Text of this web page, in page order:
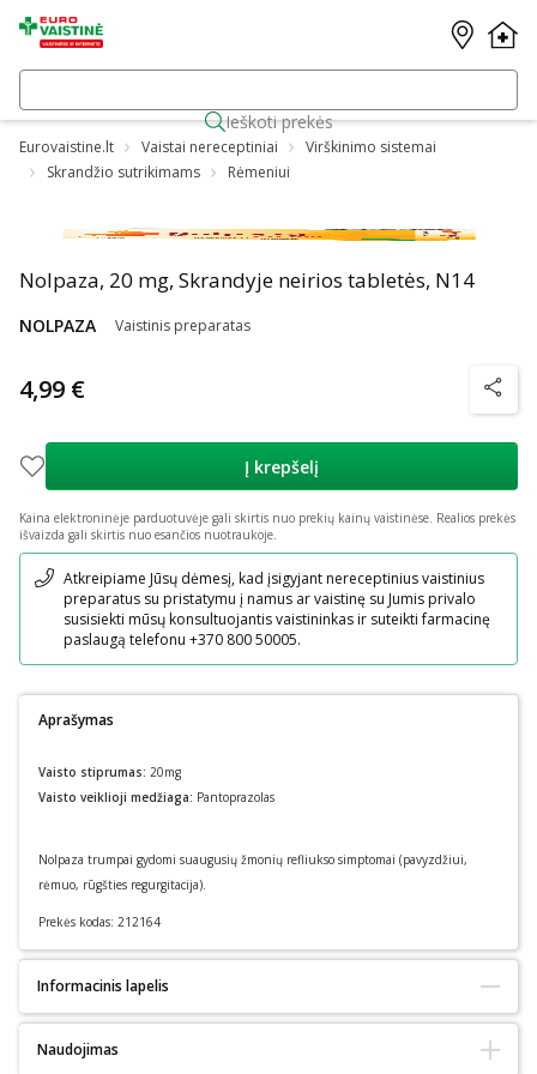
Ieškoti prekės
Eurovaistine.lt Vaistai nereceptiniai
Virškinimo sistemai
Skrandžio sutrikimams
Rėmeniui
Nolpaza, 20 mg, Skrandyje neirios tabletės, N14
NOLPAZA Vaistinis preparatas
4,99 €
Į krepšelį
Kaina elektroninėje parduotuvėje gali skirtis nuo prekių kainų vaistinėse. Realios prekės
išvaizda gali skirtis nuo esančios nuotraukoje.
Pranešimas
Atkreipiame Jūsų dėmesį, kad įsigyjant nereceptinius vaistinius
preparatus su pristatymu į namus ar vaistinę su Jumis privalo
susisiekti mūsų konsultuojantis vaistininkas ir suteikti farmacinę
paslaugą telefonu +370 800 50005.
Aprašymas
Vaisto stiprumas: 20mg
Vaisto veiklioji medžiaga: Pantoprazolas
Nolpaza trumpai gydomi suaugusių žmonių refliukso simptomai (pavyzdžiui,
rėmuo, rūgšties regurgitacija).
Prekės kodas: 212164
Informacinis lapelis
Naudojimas